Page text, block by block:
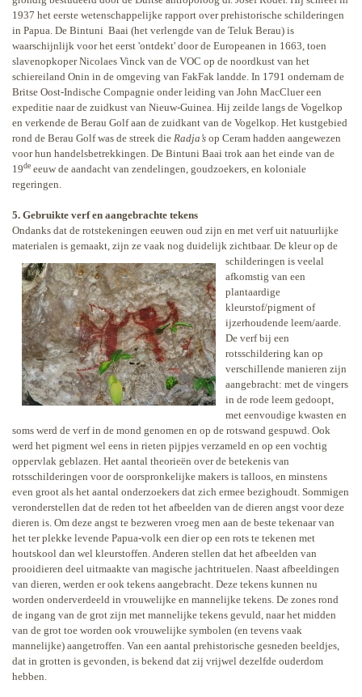
1937 het eerste wetenschappelijke rapport over prehistorische schilderingen
in Papua. De Bintuni Baai (het verlengde van de Teluk Berau) is
waarschijnlijk voor het eerst 'ontdekt' door de Europeanen in 1663, toen
slavenopkoper Nicolaes Vinck van de VOC op de noordkust van het
schiereiland Onin in de omgeving van FakFak landde. In 1791 ondernam de
Britse Oost-Indische Compagnie onder leiding van John MacCluer een
expeditie naar de zuidkust van Nieuw-Guinea. Hij zeilde langs de Vogelkop
en verkende de Berau Golf aan de zuidkant van de Vogelkop. Het kustgebied
rond de Berau Golf was de streek die Radja’s op Ceram hadden aangewezen
voor hun handelsbetrekkingen. De Bintuni Baai trok aan het einde van de
19de eeuw de aandacht van zendelingen, goudzoekers, en koloniale
regeringen.
5. Gebruikte verf en aangebrachte tekens
Ondanks dat de rotstekeningen eeuwen oud zijn en met verf uit natuurlijke
materialen is gemaakt, zijn ze vaak nog duidelijk zichtbaar. De kleur op de
schilderingen is veelal
afkomstig van een
plantaardige
kleurstof/pigment of
ijzerhoudende leem/aarde.
De verf bij een
rotsschildering kan op
verschillende manieren zijn
aangebracht: met de vingers
in de rode leem gedoopt,
met eenvoudige kwasten en
soms werd de verf in de mond genomen en op de rotswand gespuwd. Ook
werd het pigment wel eens in rieten pijpjes verzameld en op een vochtig
oppervlak geblazen. Het aantal theorieën over de betekenis van
rotsschilderingen voor de oorspronkelijke makers is talloos, en minstens
even groot als het aantal onderzoekers dat zich ermee bezighoudt. Sommigen
veronderstellen dat de reden tot het afbeelden van de dieren angst voor deze
dieren is. Om deze angst te bezweren vroeg men aan de beste tekenaar van
het ter plekke levende Papua-volk een dier op een rots te tekenen met
houtskool dan wel kleurstoffen. Anderen stellen dat het afbeelden van
prooidieren deel uitmaakte van magische jachtrituelen. Naast afbeeldingen
van dieren, werden er ook tekens aangebracht. Deze tekens kunnen nu
worden onderverdeeld in vrouwelijke en mannelijke tekens. De zones rond
de ingang van de grot zijn met mannelijke tekens gevuld, naar het midden
van de grot toe worden ook vrouwelijke symbolen (en tevens vaak
mannelijke) aangetroffen. Van een aantal prehistorische gesneden beeldjes,
dat in grotten is gevonden, is bekend dat zij vrijwel dezelfde ouderdom
hebben.